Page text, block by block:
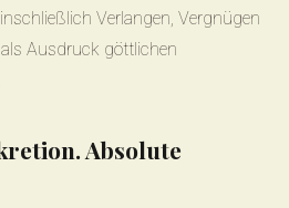
Verlangen, Vergnügen
Ausdruck göttlichen
Absolute